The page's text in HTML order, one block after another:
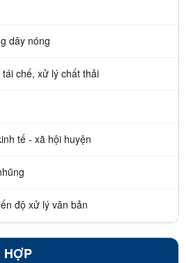
dây nóng
chế, xử lý chất thải
tế - xã hội huyện
độ xử lý văn bản
HỢP